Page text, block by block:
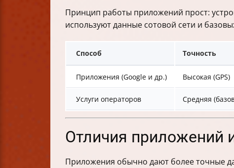
Потенциальные ограничения и риски
Распространённые ошибки и их
Визуальные подсказки и стиль
Принцип работы приложений прост:
используют данные сотовой сети и
Способ Точность
Приложения (Google и др.) Высокая (GPS)
Услуги операторов Средняя
Отличия приложений
Приложения обычно дают более точные